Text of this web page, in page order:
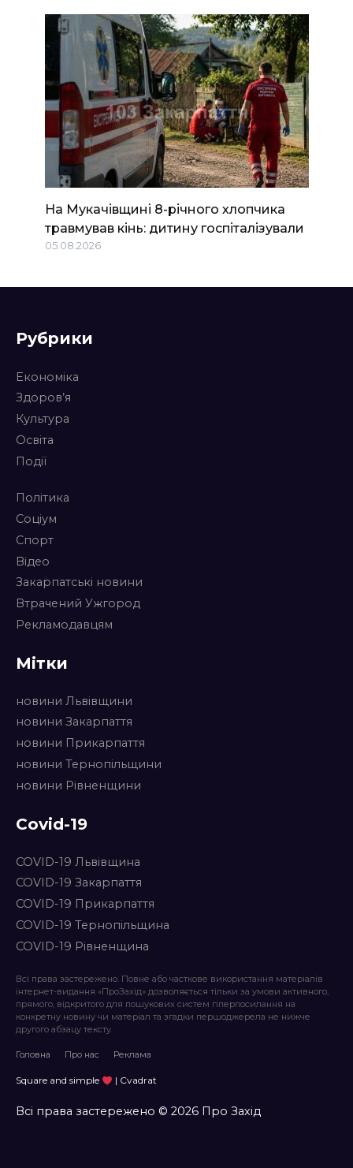
На Мукачівщині 8-річного хлопчика
травмував кінь: дитину госпіталізували
05.08.2026
Рубрики
Економіка
Здоров’я
Культура
Освіта
Події
Політика
Соціум
Спорт
Відео
Закарпатські новини
Втрачений Ужгород
Рекламодавцям
Мітки
новини Львівщини
новини Закарпаття
новини Прикарпаття
новини Тернопільщини
новини Рівненщини
Covid-19
COVID-19 Львівщина
COVID-19 Закарпаття
COVID-19 Прикарпаття
COVID-19 Тернопільщина
COVID-19 Рівненщина
Всі права застережено. Повне або часткове використання матеріалів
інтернет-видання «ПроЗахід» дозволяється тільки за умови активного,
прямого, відкритого для пошукових систем гіперпосилання на
конкретну новину чи матеріал та згадки першоджерела не нижче
другого абзацу тексту.
Головна Про нас Реклама
Square and simple | Cvadrat
Всі права застережено © 2026 Про Захід